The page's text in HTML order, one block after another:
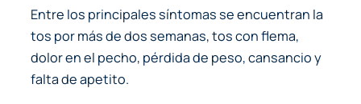
Entre los principales síntomas se encuentran la
tos por más de dos semanas, tos con flema,
dolor en el pecho, pérdida de peso, cansancio y
falta de apetito.